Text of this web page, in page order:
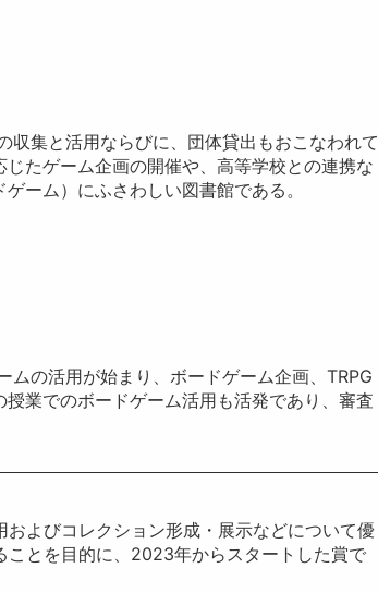
集と活用ならびに、団体貸出もおこなわれて
たゲーム企画の開催や、高等学校との連携な
ーム）にふさわしい図書館である。
の活用が始まり、ボードゲーム企画、TRPG
業でのボードゲーム活用も活発であり、審査
よびコレクション形成・展示などについて優
とを目的に、2023年からスタートした賞で